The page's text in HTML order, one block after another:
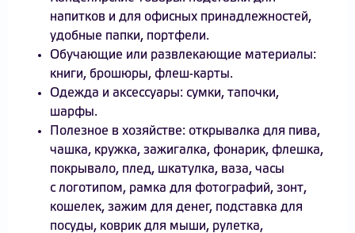
напитков и для офисных принадлежностей,
удобные папки, портфели.
Обучающие или развлекающие материалы:
книги, брошюры, флеш-карты.
Одежда и аксессуары: сумки, тапочки,
шарфы.
Полезное в хозяйстве: открывалка для пива,
чашка, кружка, зажигалка, фонарик, флешка,
покрывало, плед, шкатулка, ваза, часы
с логотипом, рамка для фотографий, зонт,
кошелек, зажим для денег, подставка для
посуды, коврик для мыши, рулетка,